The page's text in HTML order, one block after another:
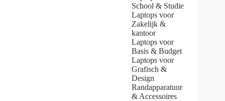
School & Studie
Laptops voor
Zakelijk &
kantoor
Laptops voor
Basis & Budget
Laptops voor
Grafisch &
Design
Randapparatuur
& Accessoires